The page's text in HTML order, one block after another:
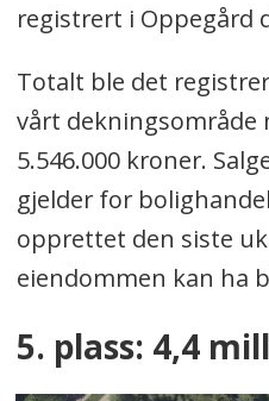
registrert i Oppegård
Totalt ble det
vårt dekningsområde
5.546.000 kroner.
gjelder for
opprettet den siste
eiendommen kan ha
5. plass: 4,4